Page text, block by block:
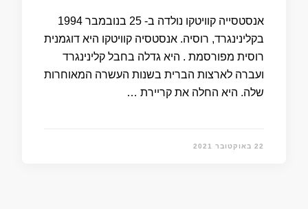
אנסטסייה קוויטקו נולדה ב- 25 בנובמבר 1994
בקלינינגרד, רוסיה. אנסטסיה קוויטקו היא דוגמנית
רוסית מפורסמת . היא גדלה בחבל קלינינגרד
ועברה לארצות הברית בשנות העשרה המאוחרות
שלה. היא החלה את קריירת …
22 באוקטובר 2021